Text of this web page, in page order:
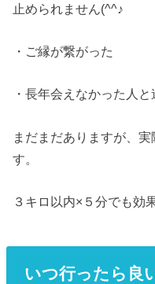
止められません(^^♪
・ご縁が繋がった
・長年会えなかった人
まだまだありますが、
す。
３キロ以内×５分でも効
いつ行ったら良